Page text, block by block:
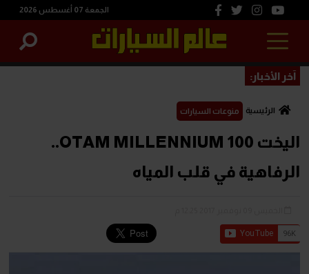
الجمعة 07 أغسطس 2026
آخر الأخبار:
الرئيسية منوعات السيارات
اليخت OTAM MILLENNIUM 100..
الرفاهية في قلب المياه